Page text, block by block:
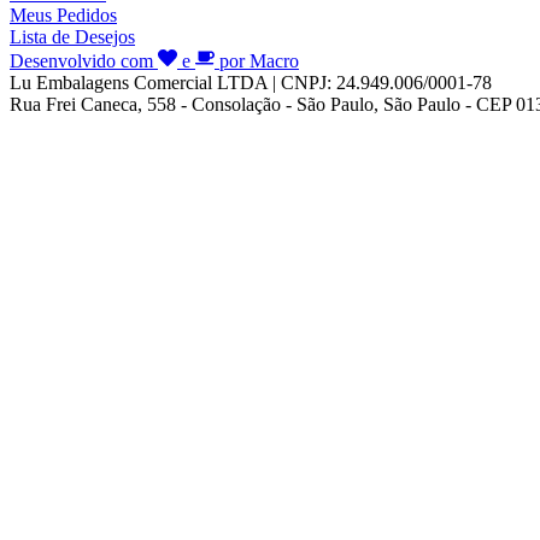
Meus Pedidos
Lista de Desejos
Desenvolvido com
e
por Macro
Lu Embalagens Comercial LTDA | CNPJ: 24.949.006/0001-78
Rua Frei Caneca, 558 - Consolação - São Paulo, São Paulo - CEP